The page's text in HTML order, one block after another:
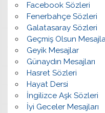
Facebook Sözleri
Fenerbahçe Sözleri
Galatasaray Sözleri
Geçmiş Olsun
Geyik Mesajlar
Günaydın Mesajları
Hasret Sözleri
Hayat Dersi
İngilizce Aşk Sözleri
İyi Geceler Mesajları